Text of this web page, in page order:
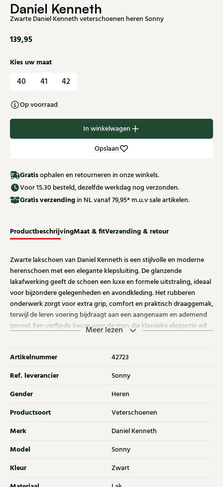
Daniel Kenneth
Zwarte Daniel Kenneth veterschoenen heren Sonny
139,95
Kies uw maat
40 41 42
Op voorraad
In winkelwagen
Opslaan
Gratisophalen en retourneren in onze winkels.
Voor 15.30 besteld, dezelfde werkdag nog verzonden.
Gratisverzending in NL vanaf 79,95* m.u.v sale artikelen.
ProductbeschrijvingMaat & fitVerzending & retour
Zwarte lakschoen van Daniel Kenneth is een stijlvolle en moderne
herenschoen met een elegante klepsluiting. De glanzende
lakafwerking geeft de schoen een luxe en formele uitstraling, ideaal
voor bijzondere gelegenheden en avondkleding. Het rubberen
onderwerk zorgt voor extra grip, comfort en praktisch draaggemak,
terwijl de leren voering bijdraagt aan een aangenaam en ademend
gevoel. Een verfijnde keuze voor de man die klassieke elegantie wil
Meer lezen
Artikelnummer 42723
Ref. leverancier Sonny
Gender Heren
Productsoort Veterschoenen
Merk Daniel Kenneth
Model Sonny
Kleur Zwart